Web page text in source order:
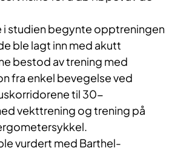
i studien begynte opptreningen
ble lagt inn med akutt
bestod av trening med
fra enkel bevegelse ved
til 30-
vekttrening og trening på
vurdert med Barthel-